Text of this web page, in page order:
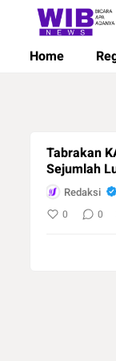
Wibnews
Waktu Indonesia
Home
Tabrakan
Sejumlah
Redaksi
0 0